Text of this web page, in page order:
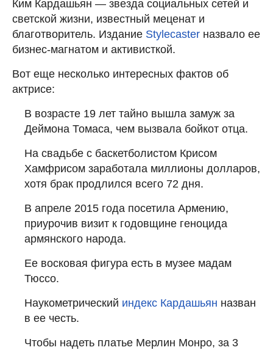
Ким Кардашьян — звезда социальных сетей и
светской жизни, известный меценат и
благотворитель. Издание Stylecaster назвало ее
бизнес-магнатом и активисткой.
Вот еще несколько интересных фактов об
актрисе:
В возрасте 19 лет тайно вышла замуж за
Деймона Томаса, чем вызвала бойкот отца.
На свадьбе с баскетболистом Крисом
Хамфрисом заработала миллионы долларов,
хотя брак продлился всего 72 дня.
В апреле 2015 года посетила Армению,
приурочив визит к годовщине геноцида
армянского народа.
Ее восковая фигура есть в музее мадам
Тюссо.
Наукометрический индекс Кардашьян назван
в ее честь.
Чтобы надеть платье Мерлин Монро, за 3